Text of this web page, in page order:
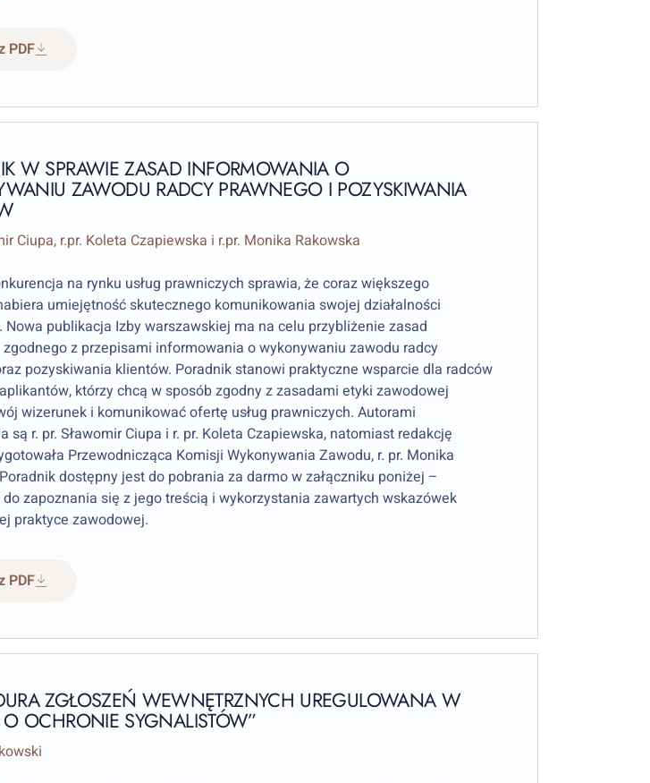
PDF
W SPRAWIE ZASAD INFORMOWANIA O
ZAWODU RADCY PRAWNEGO I POZYSKIWANIA
Ciupa, r.pr. Koleta Czapiewska i r.pr. Monika Rakowska
na rynku usług prawniczych sprawia, że coraz większego
umiejętność skutecznego komunikowania swojej działalności
Nowa publikacja Izby warszawskiej ma na celu przybliżenie zasad
z przepisami informowania o wykonywaniu zawodu radcy
pozyskiwania klientów. Poradnik stanowi praktyczne wsparcie dla radców
którzy chcą w sposób zgodny z zasadami etyki zawodowej
wizerunek i komunikować ofertę usług prawniczych. Autorami
są r. pr. Sławomir Ciupa i r. pr. Koleta Czapiewska, natomiast redakcję
Przewodnicząca Komisji Wykonywania Zawodu, r. pr. Monika
dostępny jest do pobrania za darmo w załączniku poniżej –
zapoznania się z jego treścią i wykorzystania zawartych wskazówek
praktyce zawodowej.
PDF
ZGŁOSZEŃ WEWNĘTRZNYCH UREGULOWANA W
O OCHRONIE SYGNALISTÓW”